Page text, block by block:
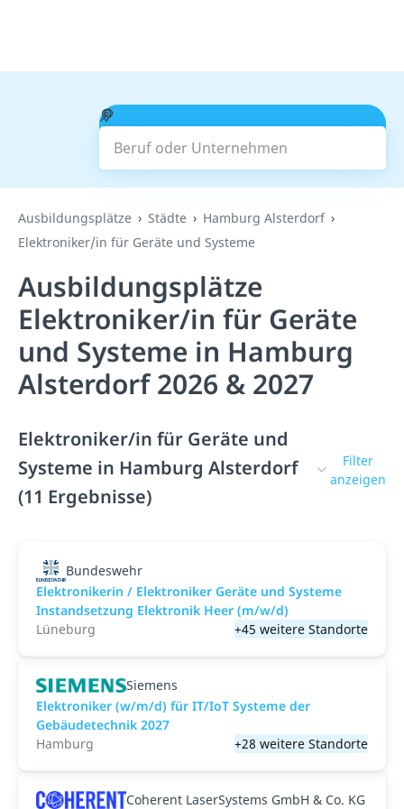
Beruf oder Unternehmen
Suchen
Ausbildungsplätze Städte
Hamburg Alsterdorf
Elektroniker/in für Geräte und Systeme
Ausbildungsplätze
Elektroniker/in für Geräte
und Systeme in Hamburg
Alsterdorf 2026 & 2027
Elektroniker/in für Geräte und
Systeme in Hamburg Alsterdorf
(11 Ergebnisse)
Filter
anzeigen
Bundeswehr
Elektronikerin / Elektroniker Geräte und Systeme
Instandsetzung Elektronik Heer (m/w/d)
Lüneburg
+45 weitere Standorte
Siemens
Elektroniker (w/m/d) für IT/IoT Systeme der
Gebäudetechnik 2027
Hamburg
+28 weitere Standorte
Coherent LaserSystems GmbH & Co. KG